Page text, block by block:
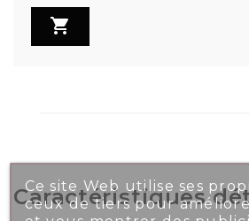

Caractéristiques
Ce site Web utilise ses
ceux de tiers pour